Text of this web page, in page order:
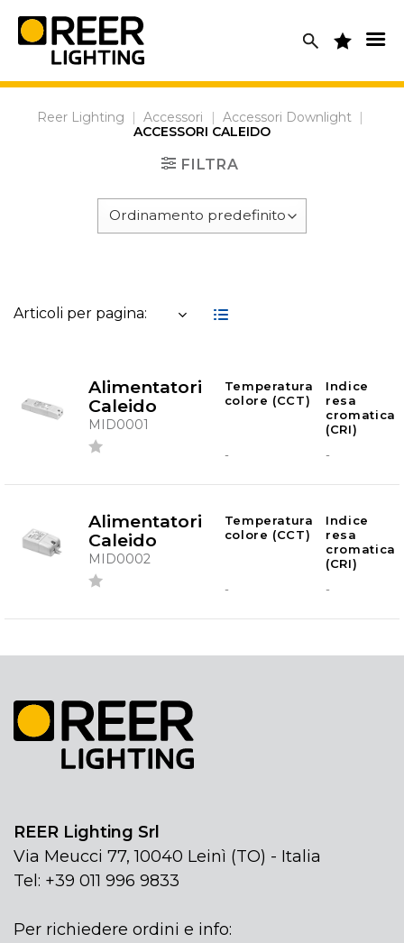
content
Reer Lighting | Accessori | Accessori Downlight |
ACCESSORI CALEIDO
FILTRA
Articoli per pagina:
Alimentatori
Caleido
MID0001
Temperatura
colore (CCT)
Indice
resa
cromatica
(CRI)
-
-
Alimentatori
Caleido
MID0002
Temperatura
colore (CCT)
Indice
resa
cromatica
(CRI)
-
-
REER Lighting Srl
Via Meucci 77, 10040 Leinì (TO) - Italia
Tel: +39 011 996 9833
Per richiedere ordini e info: